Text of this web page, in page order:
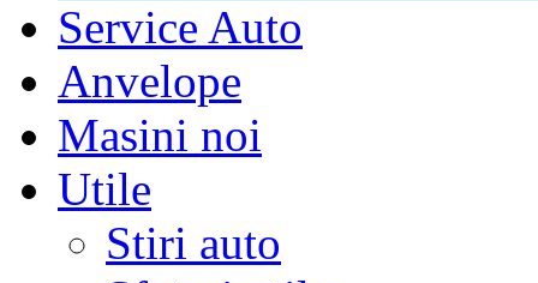
Service Auto
Anvelope
Masini noi
Utile
Stiri auto